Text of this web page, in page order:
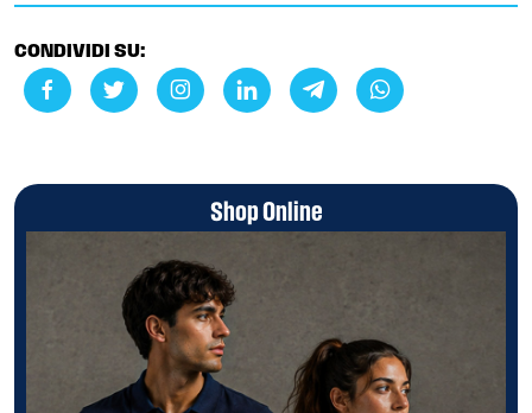
CONDIVIDI SU:
Shop Online